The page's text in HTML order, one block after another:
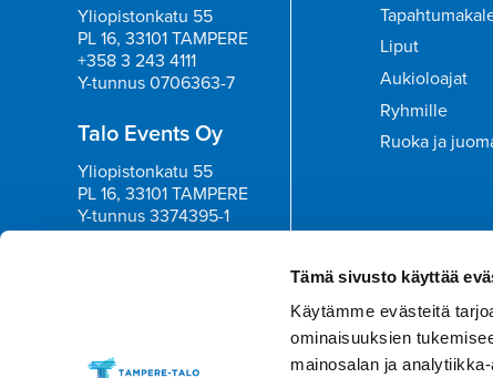
Tämä sivusto käyttää
Käytämme evästeitä
ominaisuuksien
mainosalan ja
Yliopistonkatu 55
PL 16, 33101 TAMPERE
+358 3 243 4111
Y-tunnus 0706363-7
Talo Events Oy
Yliopistonkatu 55
PL 16, 33101 TAMPERE
Y-tunnus 3374395-1
Liput
Aukioloajat
Ryhmille
Ruoka ja
Tilaa